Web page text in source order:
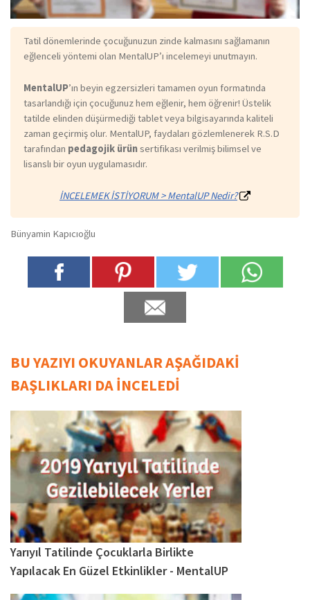
Tatil dönemlerinde çocuğunuzun zinde kalmasını sağlamanın
eğlenceli yöntemi olan MentalUP’ı incelemeyi unutmayın.
MentalUP’ın beyin egzersizleri tamamen oyun formatında
tasarlandığı için çocuğunuz hem eğlenir, hem öğrenir! Üstelik
tatilde elinden düşürmediği tablet veya bilgisayarında kaliteli
zaman geçirmiş olur. MentalUP, faydaları gözlemlenerek R.S.D
tarafından pedagojik ürünsertifikası verilmiş bilimsel ve
lisanslı bir oyun uygulamasıdır.
İNCELEMEK İSTİYORUM > MentalUP Nedir?
Bünyamin Kapıcıoğlu
BU YAZIYI OKUYANLAR AŞAĞIDAKİ
BAŞLIKLARI DA İNCELEDİ
Yarıyıl Tatilinde Çocuklarla Birlikte
Yapılacak En Güzel Etkinlikler - MentalUP